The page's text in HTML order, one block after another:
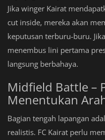
Jika winger Kairat
cut inside, mereka akan
keputusan terburu-buru.
menembus lini pertama
langsung berbahaya.
Midfield Battle –
Menentukan
Bagian tengah lapangan
realistis. FC Kairat perlu